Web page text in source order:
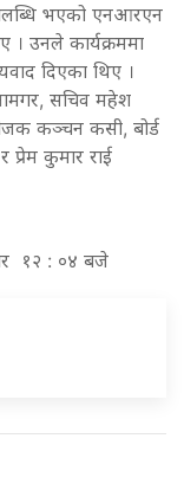
भएको एनआरएन
। उनले कार्यक्रममा
दिएका थिए ।
सचिव महेश
कञ्चन कसी, बोर्ड
कुमार राई
१२ : ०४ बजे